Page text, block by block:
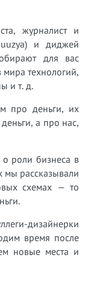
журналист и
и диджей
для вас
технологий,
и т. д.
про деньги, их
а про нас,
роли бизнеса в
мы рассказывали
схемах — то
дизайнерки
время после
новые места и